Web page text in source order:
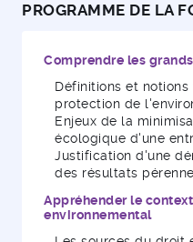
PROGRAMME DE LA
Comprendre les
Définitions et
protection de
Enjeux de la
écologique d'une
Justification d'une
des résultats
Appréhender le
environnemental